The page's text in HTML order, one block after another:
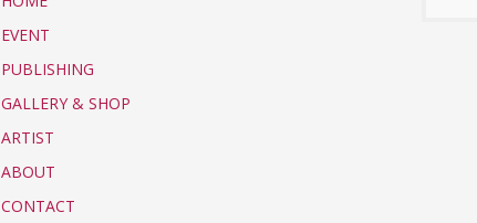
EVENT
PUBLISHING
GALLERY & SHOP
ARTIST
ABOUT
CONTACT